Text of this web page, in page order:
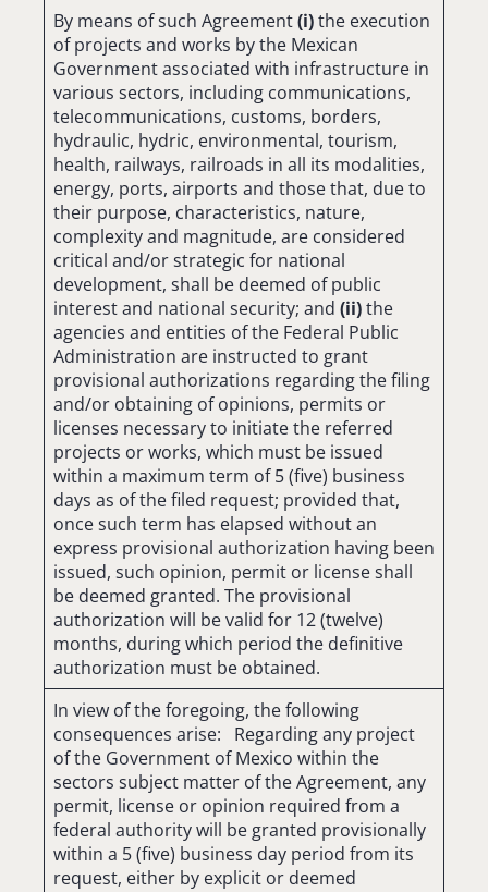
By means of such Agreement(i)the execution
of projects and works by the Mexican
Government associated with infrastructure in
various sectors, including communications,
telecommunications, customs, borders,
hydraulic, hydric, environmental, tourism,
health, railways, railroads in all its modalities,
energy, ports, airports and those that, due to
their purpose, characteristics, nature,
complexity and magnitude, are considered
critical and/or strategic for national
development, shall be deemed of public
interest and national security; and (ii)the
agencies and entities of the Federal Public
Administration are instructed to grant
provisional authorizations regarding the filing
and/or obtaining of opinions, permits or
licenses necessary to initiate the referred
projects or works, which must be issued
within a maximum term of 5 (five) business
days as of the filed request; provided that,
once such term has elapsed without an
express provisional authorization having been
issued, such opinion, permit or license shall
be deemed granted. The provisional
authorization will be valid for 12 (twelve)
months, during which period the definitive
authorization must be obtained.
In view of the foregoing, the following
consequences arise: Regarding any project
of the Government of Mexico within the
sectors subject matter of the Agreement, any
permit, license or opinion required from a
federal authority will be granted provisionally
within a 5 (five) business day period from its
request, either by explicit or deemed